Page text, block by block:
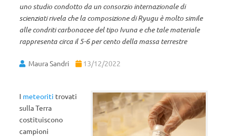
uno studio condotto da un consorzio internazionale di
scienziati rivela che la composizione di Ryugu è molto simile
alle condriti carbonacee del tipo Ivuna e che tale materiale
rappresenta circa il 5-6 per cento della massa terrestre
Maura Sandri 13/12/2022
I meteoriti trovati
sulla Terra
costituiscono
campioni